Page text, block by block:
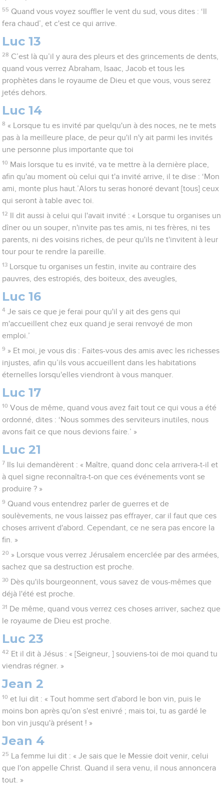
55 Quand vous voyez souffler le vent du sud, vous dites : ‘Il
fera chaud’, et c'est ce qui arrive.
Luc 13
28 C’est là qu’il y aura des pleurs et des grincements de dents,
quand vous verrez Abraham, Isaac, Jacob et tous les
prophètes dans le royaume de Dieu et que vous, vous serez
jetés dehors.
Luc 14
8 « Lorsque tu es invité par quelqu'un à des noces, ne te mets
pas à la meilleure place, de peur qu'il n'y ait parmi les invités
une personne plus importante que toi
10 Mais lorsque tu es invité, va te mettre à la dernière place,
afin qu'au moment où celui qui t'a invité arrive, il te dise : ‘Mon
ami, monte plus haut.’Alors tu seras honoré devant [tous] ceux
qui seront à table avec toi.
12
Il dit aussi à celui qui l'avait invité : « Lorsque tu organises un
dîner ou un souper, n'invite pas tes amis, ni tes frères, ni tes
parents, ni des voisins riches, de peur qu'ils ne t'invitent à leur
tour pour te rendre la pareille.
13
Lorsque tu organises un festin, invite au contraire des
pauvres, des estropiés, des boiteux, des aveugles,
Luc 16
4 Je sais ce que je ferai pour qu'il y ait des gens qui
m'accueillent chez eux quand je serai renvoyé de mon
emploi.’
9 » Et moi, je vous dis : Faites-vous des amis avec les richesses
injustes, afin qu’ils vous accueillent dans les habitations
éternelles lorsqu'elles viendront à vous manquer.
Luc 17
10 Vous de même, quand vous avez fait tout ce qui vous a été
ordonné, dites : ‘Nous sommes des serviteurs inutiles, nous
avons fait ce que nous devions faire.’ »
Luc 21
7
Ils lui demandèrent : « Maître, quand donc cela arrivera-t-il et
à quel signe reconnaîtra-t-on que ces événements vont se
produire ? »
9 Quand vous entendrez parler de guerres et de
soulèvements, ne vous laissez pas effrayer, car il faut que ces
choses arrivent d'abord. Cependant, ce ne sera pas encore la
fin. »
20 » Lorsque vous verrez Jérusalem encerclée par des armées,
sachez que sa destruction est proche.
30 Dès qu'ils bourgeonnent, vous savez de vous-mêmes que
déjà l'été est proche.
31 De même, quand vous verrez ces choses arriver, sachez que
le royaume de Dieu est proche.
Luc 23
42 Et il dit à Jésus : « [Seigneur, ] souviens-toi de moi quand tu
viendras régner. »
Jean 2
10 et lui dit : « Tout homme sert d'abord le bon vin, puis le
moins bon après qu'on s'est enivré ; mais toi, tu as gardé le
bon vin jusqu'à présent ! »
Jean 4
25
La femme lui dit : « Je sais que le Messie doit venir, celui
que l'on appelle Christ. Quand il sera venu, il nous annoncera
tout. »